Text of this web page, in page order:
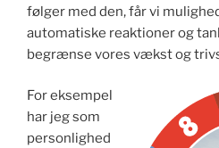
følger med den, får vi
automatiske reaktioner og
begrænse vores vækst og
For eksempel
har jeg som
personlighed